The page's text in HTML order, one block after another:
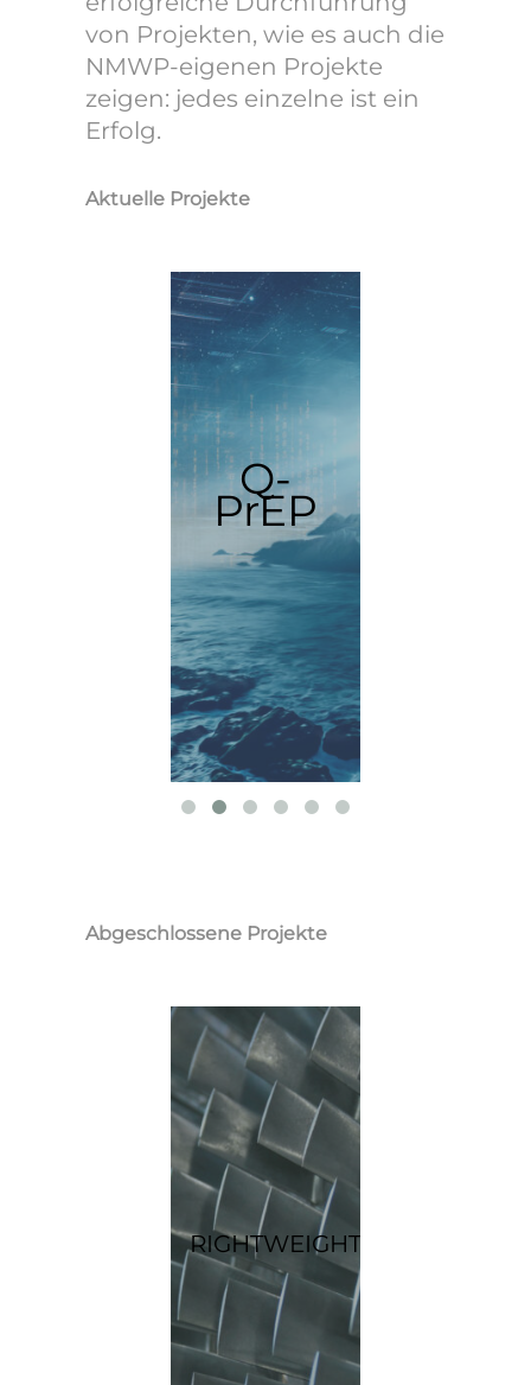
von Projekten, wie es auch die
NMWP-eigenen Projekte
zeigen: jedes einzelne ist ein
Erfolg.
Aktuelle Projekte
Q-
PrEP
Abgeschlossene Projekte
RIGHTWEIGHT